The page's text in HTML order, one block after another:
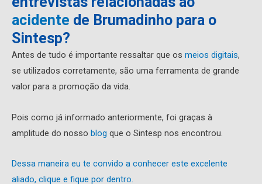
acidente de Brumadinho para o
Sintesp?
Antes de tudo é importante ressaltar que os meios digitais,
se utilizados corretamente, são uma ferramenta de grande
valor para a promoção da vida.
Pois como já informado anteriormente, foi graças à
amplitude do nosso blog que o Sintesp nos encontrou.
Dessa maneira eu te convido a conhecer este excelente
aliado, clique e fique por dentro.